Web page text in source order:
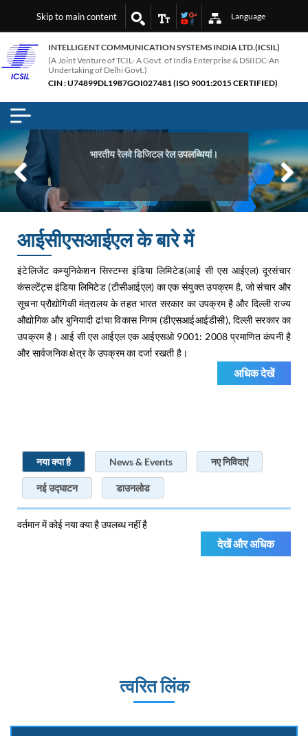
Skip to main content Language
INTELLIGENT COMMUNICATION SYSTEMS INDIA LTD.(ICSIL)
(A Joint Venture of TCIL- A Govt. of India Enterprise & DSIIDC-An
Undertaking of Delhi Govt.)
CIN : U74899DL1987GOI027481 (ISO 9001:2015 CERTIFIED)
भारतीय रेलवे डिजिटल रेल उपलब्धियां।
Previous Next
आईसीएसआईएल के बारे में
इंटेलिजेंट कम्युनिकेशन सिस्टम्स इंडिया लिमिटेड(आई सी एस आईएल) दूरसंचार
कंसल्टेंट्स इंडिया लिमिटेड (टीसीआईएल) का एक संयुक्त उपक्रम है, जो संचार और
सूचना प्रौद्योगिकी मंत्रालय के तहत भारत सरकार का उपक्रम है और दिल्ली राज्य
औद्योगिक और बुनियादी ढांचा विकास निगम (डीएसआईआईडीसी), दिल्ली सरकार का
उपक्रम है। आई सी एस आईएल एक आईएसओ 9001: 2008 प्रमाणित कंपनी है
और सार्वजनिक क्षेत्र के उपक्रम का दर्जा रखती है।
अधिक देखें
नया क्या है News & Events नए निविदाएं
नई उद्घाटन डाउनलोड
वर्तमान में कोई नया क्या है उपलब्ध नहीं है
देखें और अधिक
त्वरित लिंक